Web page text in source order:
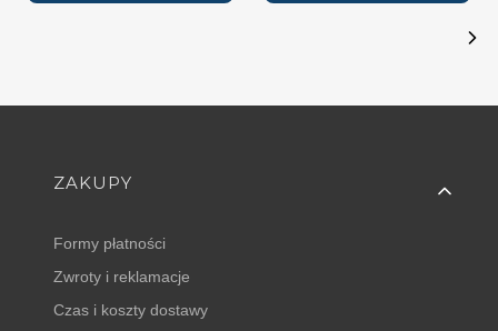
Linki w stopce
ZAKUPY
Formy płatności
Zwroty i reklamacje
Czas i koszty dostawy